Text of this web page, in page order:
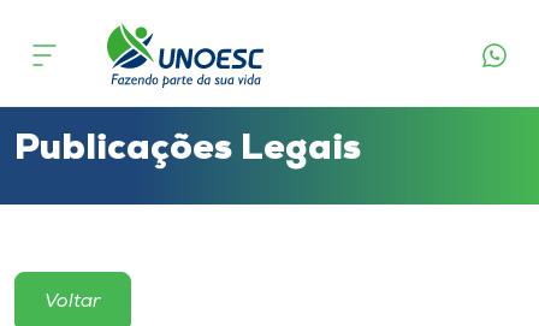
Cursos
Atendimento ao Estudante
Publicações Legais
Voltar